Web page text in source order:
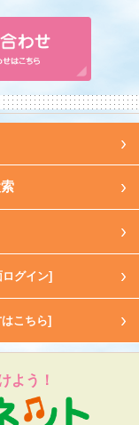
グイン]
こちら]
よう！